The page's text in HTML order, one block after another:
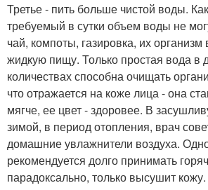
Третье - пить больше чистой воды.
требуемый в сутки объем воды не
чай, компоты, газировка, их организм
жидкую пищу. Только простая вода в
количествах способна очищать
что отражается на коже лица - она
мягче, ее цвет - здоровее. В
зимой, в период отопления, врач
домашние увлажнители воздуха.
рекомендуется долго принимать
парадоксально, только высушит кожу.